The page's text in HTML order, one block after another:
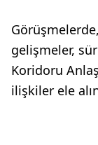
Görüşmelerde,
gelişmeler,
Koridoru
ilişkiler ele